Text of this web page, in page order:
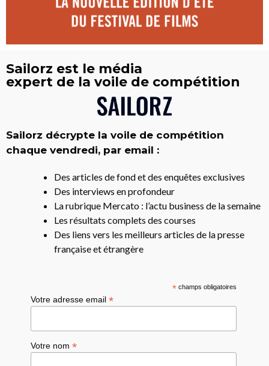
Sailorz est le média
expert de la voile de compétition
Sailorz décrypte la voile de compétition
chaque vendredi, par email :
Des articles de fond et des enquêtes exclusives
Des interviews en profondeur
La rubrique Mercato : l’actu business de la semaine
Les résultats complets des courses
Des liens vers les meilleurs articles de la presse
française et étrangère
*champs obligatoires
Votre adresse email*
Votre nom*